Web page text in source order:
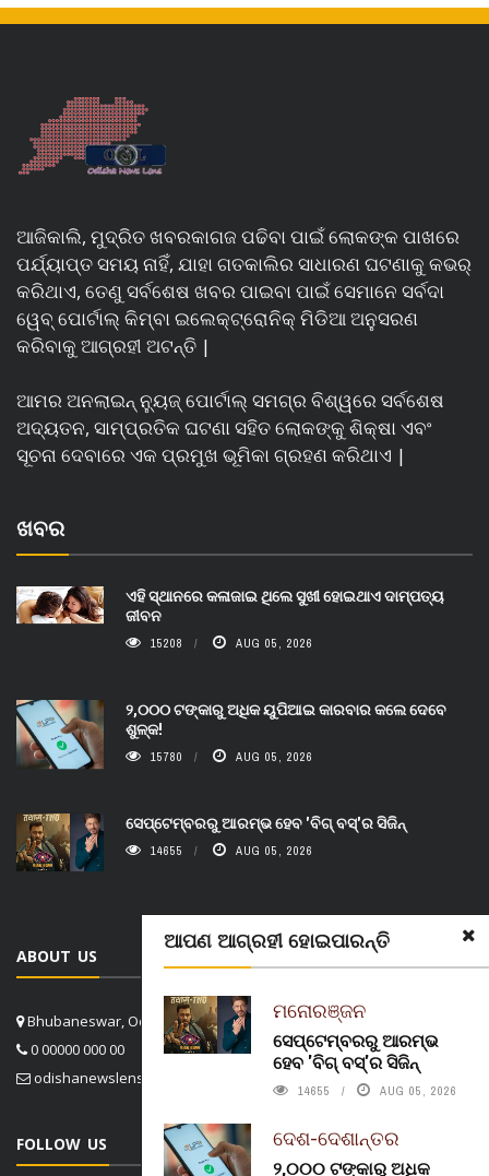
ଆପଣ ଆଗ୍ରହୀ ହୋଇପାରନ୍ତି
ମନୋରଞ୍ଜନ
ସେପ୍ଟେମ୍ବରରୁ ଆରମ୍ଭ
ହେବ 'ବିଗ୍ ବସ୍'ର ସିଜିନ୍
14655 AUG 05, 2026
ଦେଶ-ଦେଶାନ୍ତର
୨,୦୦୦ ଟଙ୍କାରୁ ଅଧିକ
ଆଜିକାଲି, ମୁଦ୍ରିତ ଖବରକାଗଜ ପଢିବା ପାଇଁ ଲୋକଙ୍କ ପାଖରେ
ପର୍ଯ୍ୟାପ୍ତ ସମୟ ନାହିଁ, ଯାହା ଗତକାଲିର ସାଧାରଣ ଘଟଣାକୁ କଭର୍
କରିଥାଏ, ତେଣୁ ସର୍ବଶେଷ ଖବର ପାଇବା ପାଇଁ ସେମାନେ ସର୍ବଦା
ୱେବ୍ ପୋର୍ଟାଲ୍ କିମ୍ବା ଇଲେକ୍ଟ୍ରୋନିକ୍ ମିଡିଆ ଅନୁସରଣ
କରିବାକୁ ଆଗ୍ରହୀ ଅଟନ୍ତି |
ଆମର ଅନଲାଇନ୍ ନ୍ୟୁଜ୍ ପୋର୍ଟାଲ୍ ସମଗ୍ର ବିଶ୍ୱରେ ସର୍ବଶେଷ
ଅଦ୍ୟତନ, ସାମ୍ପ୍ରତିକ ଘଟଣା ସହିତ ଲୋକଙ୍କୁ ଶିକ୍ଷା ଏବଂ
ସୂଚନା ଦେବାରେ ଏକ ପ୍ରମୁଖ ଭୂମିକା ଗ୍ରହଣ କରିଥାଏ |
ଖବର
ଏହି ସ୍ଥାନରେ କଳାଜାଇ ଥିଲେ ସୁଖୀ ହୋଇଥାଏ ଦାମ୍ପତ୍ୟ
ଜୀବନ
15208 AUG 05, 2026
୨,୦୦୦ ଟଙ୍କାରୁ ଅଧିକ ୟୁପିଆଇ କାରବାର କଲେ ଦେବେ
ଶୁଳ୍କ!
15780 AUG 05, 2026
ସେପ୍ଟେମ୍ବରରୁ ଆରମ୍ଭ ହେବ 'ବିଗ୍ ବସ୍'ର ସିଜିନ୍
14655 AUG 05, 2026
ABOUT US
Bhubaneswar, Odisha, India
0 00000 000 00
odishanewslens@gmail.com
FOLLOW US